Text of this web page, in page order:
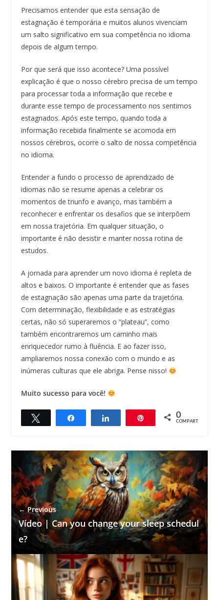
Precisamos entender que esta sensação de
estagnação é temporária e muitos alunos vivenciam
um salto significativo em sua competência no idioma
depois de algum tempo.
Por que será que isso acontece? Uma possível
explicação é que o nosso cérebro precisa de um tempo
para processar toda a informação que recebe e
durante esse tempo de processamento nos sentimos
estagnados. Após este tempo, quando toda a
informação recebida finalmente se acomoda em
nossos cérebros, ocorre o salto de nossa competência
no idioma.
Entender a fundo o processo de aprendizado de
idiomas não se resume apenas a celebrar os
momentos de triunfo e avanço, mas também a
reconhecer e enfrentar os desafios que se interpõem
em nossa trajetória. Em qualquer situação, o
importante é não desistir e manter nossa rotina de
estudos.
A jornada para aprender um novo idioma é repleta de
altos e baixos. O importante é entender que as fases
de estagnação são apenas uma parte da trajetória.
Com determinação, flexibilidade e as estratégias
certas, não só superaremos o “plateau”, como
também encontraremos um caminho mais
enriquecedor rumo à fluência. E ao fazer isso,
ampliaremos nossa conexão com o mundo e as
inúmeras culturas que ele abriga. Pense nisso!
Muito sucesso para você!
Compartilhar Compartilhar 0
COMPART.
← Previous
Vídeo | Can you change your sleep schedul
e?